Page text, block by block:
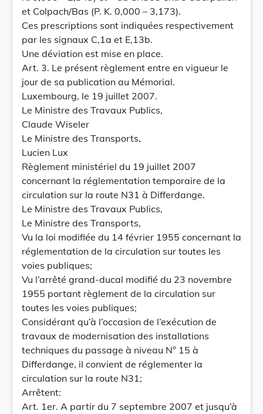
et Colpach/Bas (P. K. 0,000 – 3,173).
Ces prescriptions sont indiquées respectivement
par les signaux C,1a et E,13b.
Une déviation est mise en place.
Art. 3. Le présent règlement entre en vigueur le
jour de sa publication au Mémorial.
Luxembourg, le 19 juillet 2007.
Le Ministre des Travaux Publics,
Claude Wiseler
Le Ministre des Transports,
Lucien Lux
Règlement ministériel du 19 juillet 2007
concernant la réglementation temporaire de la
circulation sur la route N31 à Differdange.
Le Ministre des Travaux Publics,
Le Ministre des Transports,
Vu la loi modifiée du 14 février 1955 concernant la
réglementation de la circulation sur toutes les
voies publiques;
Vu l’arrêté grand-ducal modifié du 23 novembre
1955 portant règlement de la circulation sur
toutes les voies publiques;
Considérant qu’à l’occasion de l’exécution de
travaux de modernisation des installations
techniques du passage à niveau N° 15 à
Differdange, il convient de réglementer la
circulation sur la route N31;
Arrêtent:
Art. 1er. A partir du 7 septembre 2007 et jusqu’à